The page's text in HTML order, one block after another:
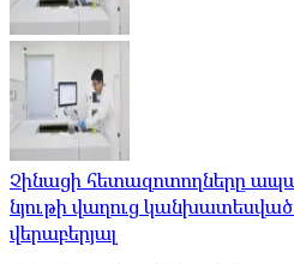
Չինացի հետազոտողները
նյութի վաղուց կանխատեսված
վերաբերյալ